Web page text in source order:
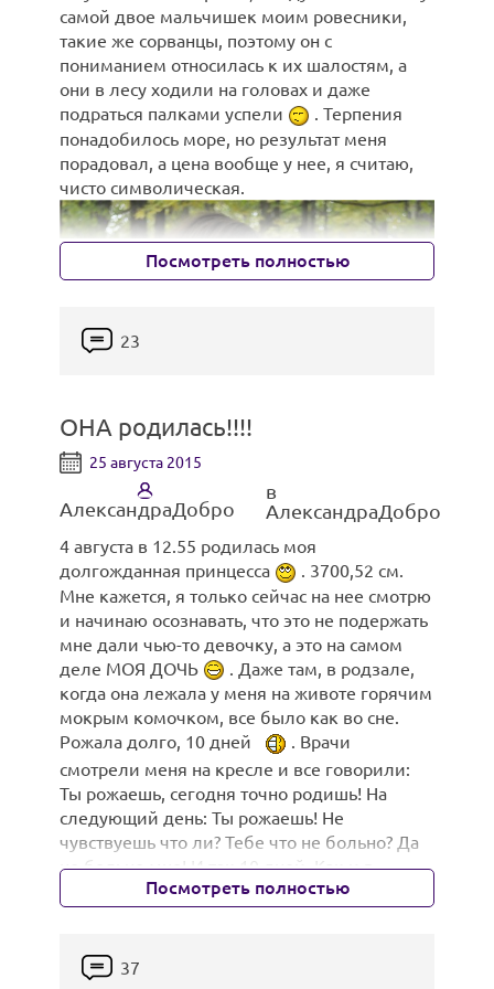
Взрослые совсем стали мальчики мои. Без
Гриши вообще я никак, он Софии вместо
папы, сижу жду его из школы, чтобы собой
заняться, пока он с ней играет. Она сидит
одна в манеже, на полу ползает, но я все
ванну не пойду если она одна и не спит.
Влад тоже повзрослел, но по-прежнему
самой двое мальчишек моим ровесники,
такие же сорванцы, поэтому он с
пониманием относилась к их шалостям, а
они в лесу ходили на головах и даже
подраться палками успели
. Терпения
понадобилось море, но результат меня
порадовал, а цена вообще у нее, я считаю,
чисто символическая.
Посмотреть полностью
23
ОНА родилась!!!!
25 августа 2015
АлександраДобро
в
АлександраДобро
4 августа в 12.55 родилась моя
долгожданная принцесса
. 3700,52 см.
Мне кажется, я только сейчас на нее смотрю
и начинаю осознавать, что это не подержать
мне дали чью-то девочку, а это на самом
деле МОЯ ДОЧЬ
. Даже там, в родзале,
когда она лежала у меня на животе горячим
мокрым комочком, все было как во сне.
Рожала долго, 10 дней
. Врачи
смотрели меня на кресле и все говорили:
Ты рожаешь, сегодня точно родишь! На
следующий день: Ты рожаешь! Не
чувствуешь что ли? Тебе что не больно? Да
не больно мне! И так 10 дней. Как и в
предыдущие 2 раза больно было стало
шли друг за другом и перешли сразу в
Посмотреть полностью
37